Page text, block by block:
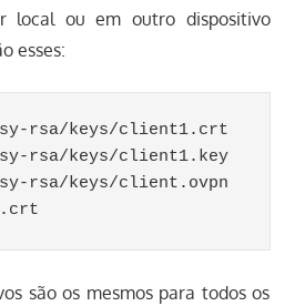
local ou em outro dispositivo
esses:
rsa/keys/client1.crt
rsa/keys/client1.key
rsa/keys/client.ovpn
são os mesmos para todos os